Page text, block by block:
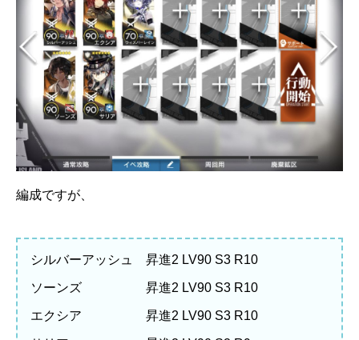
編成ですが、
シルバーアッシュ 昇進2 LV90 S3 R10
ソーンズ 昇進2 LV90 S3 R10
エクシア 昇進2 LV90 S3 R10